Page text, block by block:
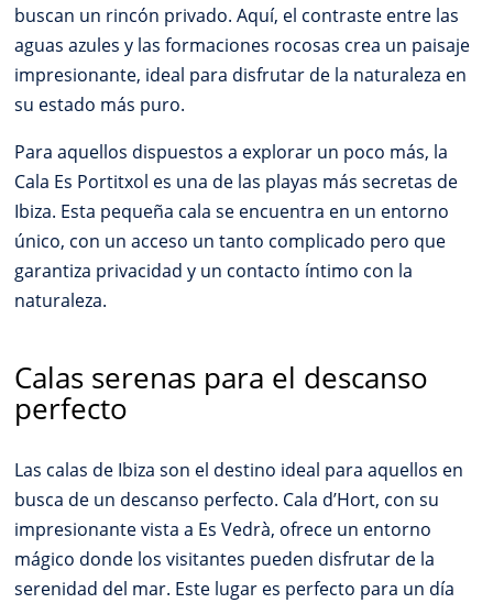
buscan un rincón privado. Aquí, el contraste entre las
aguas azules y las formaciones rocosas crea un paisaje
impresionante, ideal para disfrutar de la naturaleza en
su estado más puro.
Para aquellos dispuestos a explorar un poco más, la
Cala Es Portitxol es una de las playas más secretas de
Ibiza. Esta pequeña cala se encuentra en un entorno
único, con un acceso un tanto complicado pero que
garantiza privacidad y un contacto íntimo con la
naturaleza.
Calas serenas para el descanso
perfecto
Las calas de Ibiza son el destino ideal para aquellos en
busca de un descanso perfecto. Cala d’Hort, con su
impresionante vista a Es Vedrà, ofrece un entorno
mágico donde los visitantes pueden disfrutar de la
serenidad del mar. Este lugar es perfecto para un día